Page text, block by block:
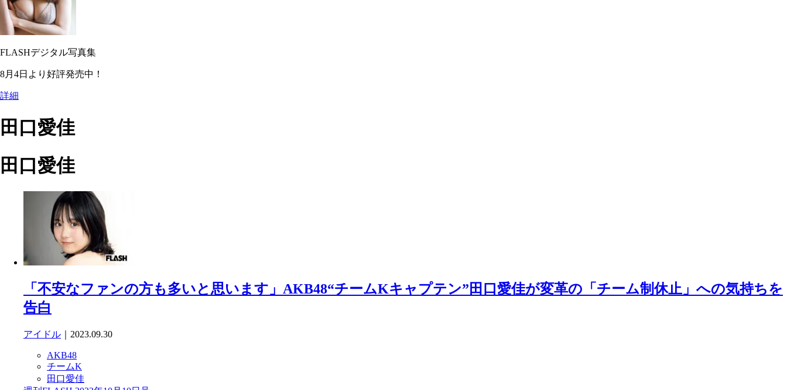
FLASHデジタル写真集
8月4日より好評発売中！
詳細
田口愛佳
田口愛佳
「不安なファンの方も多いと思います」AKB48“チームKキャプテン”田口愛佳が変革の「チーム制休止」への気持ちを
告白
アイドル ｜2023.09.30
AKB48
チームK
田口愛佳